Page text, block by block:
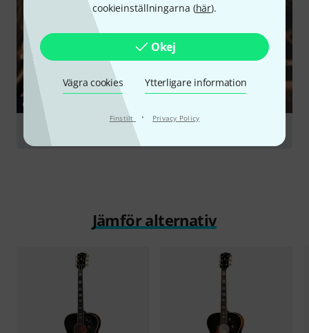
cookieinställningarna (här).
Okej
Vägra cookies Ytterligare information
Finstilt · Privacy Policy
GUIDE
Jämför alternativ